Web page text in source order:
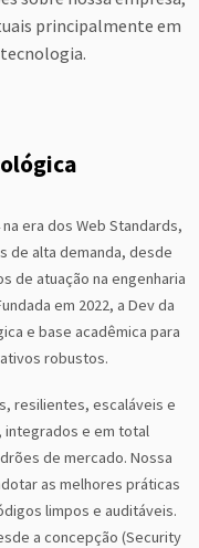
principalmente em
era dos Web Standards,
de alta demanda, desde
de atuação na engenharia
em 2022, a Dev da
e base acadêmica para
robustos.
resilientes, escaláveis e
e em total
de mercado. Nossa
as melhores práticas
limpos e auditáveis.
a concepção (Security